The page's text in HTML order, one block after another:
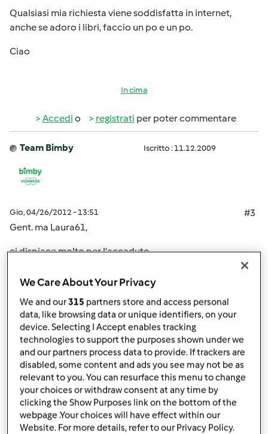
Qualsiasi mia richiesta viene soddisfatta in internet,
anche se adoro i libri, faccio un po e un po.
Ciao
In cima
Accedi o registrati per poter commentare
Team Bimby Iscritto : 11.12.2009
Gio, 04/26/2012 - 13:51
#3
Gent. ma Laura61,
ci dispiace molto per l'accaduto.
Le ricordiamo che la gestione degli abbonamenti avviene
tramite la società Staff, trova tutti i recapiti sull'ultima
pagina della Rivista.
Ci faccia sapere, a presto.
Team Bimby
We Care About Your Privacy
We and our315 partners store and access personal
data, like browsing data or unique identifiers, on your
device. Selecting I Accept enables tracking
technologies to support the purposes shown under we
and our partners process data to provide. If trackers are
disabled, some content and ads you see may not be as
relevant to you. You can resurface this menu to change
your choices or withdraw consent at any time by
clicking the Show Purposes link on the bottom of the
webpage .Your choices will have effect within our
Website. For more details, refer to our Privacy Policy.